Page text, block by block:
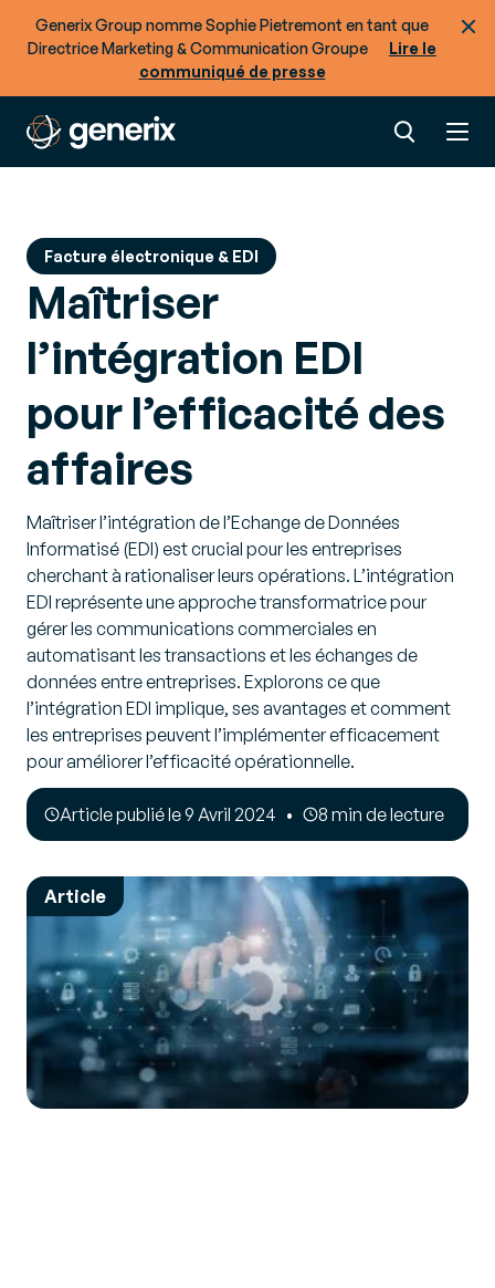
Generix Group nomme Sophie Pietremont en tant que
Directrice Marketing & Communication Groupe
Lire le
communiqué de presse
Facture électronique & EDI
Maîtriser
l’intégration EDI
pour l’efficacité des
affaires
Maîtriser l’intégration de l’Echange de Données
Informatisé (EDI) est crucial pour les entreprises
cherchant à rationaliser leurs opérations. L’intégration
EDI représente une approche transformatrice pour
gérer les communications commerciales en
automatisant les transactions et les échanges de
données entre entreprises. Explorons ce que
l’intégration EDI implique, ses avantages et comment
les entreprises peuvent l’implémenter efficacement
pour améliorer l’efficacité opérationnelle.
Article publié le 9 Avril 2024 8 min de lecture
Article